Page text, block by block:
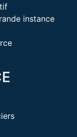
instance